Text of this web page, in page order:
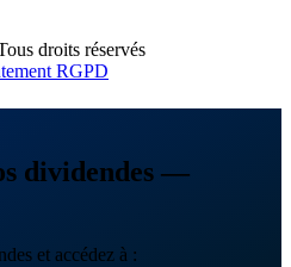
droits réservés
RGPD
dividendes —
et accédez à :